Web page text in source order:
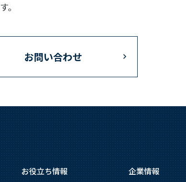
。
お問い合わせ
お役立ち情報 企業情報